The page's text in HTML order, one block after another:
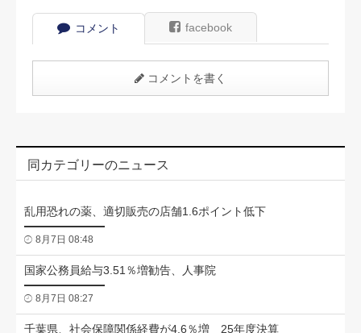
コメント facebook
コメントを書く
同カテゴリーのニュース
乱用恐れの薬、適切販売の店舗1.6ポイント低下
8月7日 08:48
国家公務員給与3.51％増勧告、人事院
8月7日 08:27
千葉県、社会保障関係経費が4.6％増 25年度決算